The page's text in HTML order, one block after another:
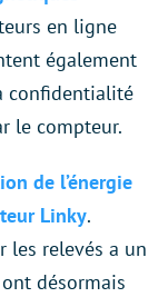
en ligne
également
confidentialité
le compteur.
de l’énergie
Linky.
les relevés a un
désormais